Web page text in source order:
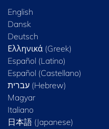
English
Dansk
Deutsch
Ελληνικά (Greek)
Español (Latino)
Español (Castellano)
Magyar
Italiano
日本語 (Japanese)